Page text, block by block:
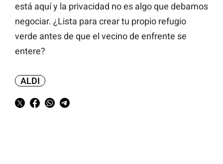
está aquí y la privacidad no es algo que debamos
negociar. ¿Lista para crear tu propio refugio
verde antes de que el vecino de enfrente se
entere?
ALDI